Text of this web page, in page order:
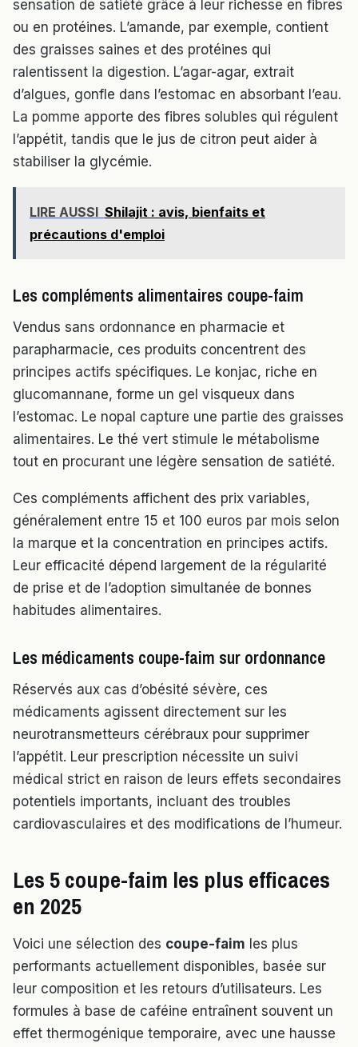
sensation de satiété grâce à leur richesse en fibres
ou en protéines. L’amande, par exemple, contient
des graisses saines et des protéines qui
ralentissent la digestion. L’agar-agar, extrait
d’algues, gonfle dans l’estomac en absorbant l’eau.
La pomme apporte des fibres solubles qui régulent
l’appétit, tandis que le jus de citron peut aider à
stabiliser la glycémie.
LIRE AUSSI Shilajit : avis, bienfaits et
précautions d'emploi
Les compléments alimentaires coupe-faim
Vendus sans ordonnance en pharmacie et
parapharmacie, ces produits concentrent des
principes actifs spécifiques. Le konjac, riche en
glucomannane, forme un gel visqueux dans
l’estomac. Le nopal capture une partie des graisses
alimentaires. Le thé vert stimule le métabolisme
tout en procurant une légère sensation de satiété.
Ces compléments affichent des prix variables,
généralement entre 15 et 100 euros par mois selon
la marque et la concentration en principes actifs.
Leur efficacité dépend largement de la régularité
de prise et de l’adoption simultanée de bonnes
habitudes alimentaires.
Les médicaments coupe-faim sur ordonnance
Réservés aux cas d’obésité sévère, ces
médicaments agissent directement sur les
neurotransmetteurs cérébraux pour supprimer
l’appétit. Leur prescription nécessite un suivi
médical strict en raison de leurs effets secondaires
potentiels importants, incluant des troubles
cardiovasculaires et des modifications de l’humeur.
Les 5 coupe-faim les plus efficaces
en 2025
Voici une sélection des coupe-faim les plus
performants actuellement disponibles, basée sur
leur composition et les retours d’utilisateurs. Les
formules à base de caféine entraînent souvent un
effet thermogénique temporaire, avec une hausse